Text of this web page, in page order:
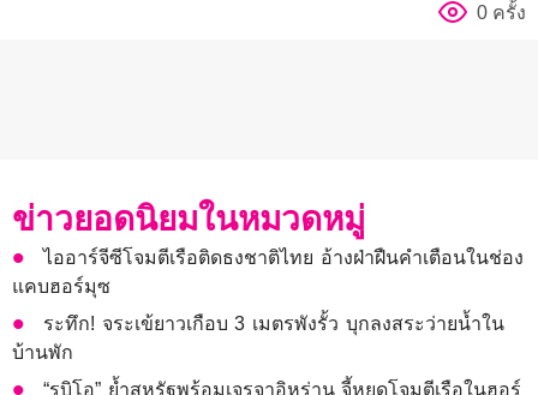
0 ครั้ง
ข่าวยอดนิยมในหมวดหมู่
ไออาร์จีซีโจมตีเรือติดธงชาติไทย อ้างฝ่าฝืนคำเตือนในช่อง
แคบฮอร์มุซ
ระทึก! จระเข้ยาวเกือบ 3 เมตรพังรั้ว บุกลงสระว่ายน้ำใน
บ้านพัก
“รูบิโอ” ย้ำสหรัฐพร้อมเจรจาอิหร่าน จี้หยุดโจมตีเรือในฮอร์